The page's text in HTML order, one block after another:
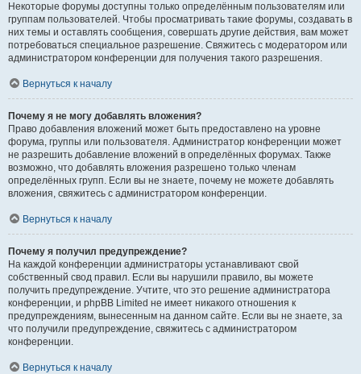
Некоторые форумы доступны только определённым пользователям или
группам пользователей. Чтобы просматривать такие форумы, создавать в
них темы и оставлять сообщения, совершать другие действия, вам может
потребоваться специальное разрешение. Свяжитесь с модератором или
администратором конференции для получения такого разрешения.
Вернуться к началу
Почему я не могу добавлять вложения?
Право добавления вложений может быть предоставлено на уровне
форума, группы или пользователя. Администратор конференции может
не разрешить добавление вложений в определённых форумах. Также
возможно, что добавлять вложения разрешено только членам
определённых групп. Если вы не знаете, почему не можете добавлять
вложения, свяжитесь с администратором конференции.
Вернуться к началу
Почему я получил предупреждение?
На каждой конференции администраторы устанавливают свой
собственный свод правил. Если вы нарушили правило, вы можете
получить предупреждение. Учтите, что это решение администратора
конференции, и phpBB Limited не имеет никакого отношения к
предупреждениям, вынесенным на данном сайте. Если вы не знаете, за
что получили предупреждение, свяжитесь с администратором
конференции.
Вернуться к началу